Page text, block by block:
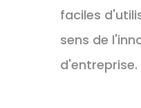
faciles
sens de
d'entreprise.